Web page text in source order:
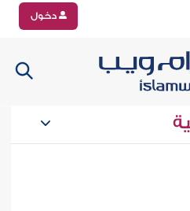
دخول